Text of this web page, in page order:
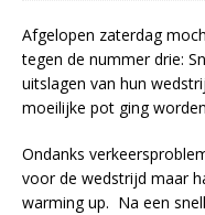
Afgelopen zaterdag
tegen de nummer drie:
uitslagen van hun
moeilijke pot ging
Ondanks
voor de wedstrijd maar
warming up. Na een